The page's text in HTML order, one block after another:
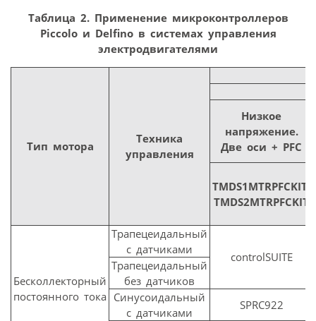
Таблица 2. Применение микроконтроллеров
Piccolo и Delfino в системах управления
электродвигателями
Тип мотора
Техника
управления
Низкое
напряжение.
Две оси + PFC
TMDS1MTRPFCKIT;
TMDS2MTRPFCKIT
Бесколлекторный
постоянного тока
Трапецеидальный
с датчиками
controlSUITE
Трапецеидальный
без датчиков
Синусоидальный
с датчиками
SPRC922